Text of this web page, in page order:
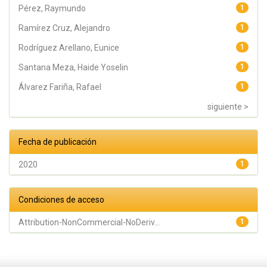
1
Pérez, Raymundo
1
Ramírez Cruz, Alejandro
1
Rodríguez Arellano, Eunice
1
Santana Meza, Haide Yoselin
1
Álvarez Fariña, Rafael
siguiente >
Fecha de publicación
1
2020
Condiciones de acceso
1
Attribution-NonCommercial-NoDeriv...